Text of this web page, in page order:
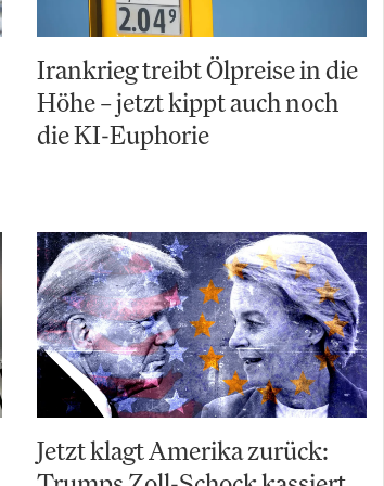
Irankrieg treibt Ölpreise in die
Höhe – jetzt kippt auch noch
die KI-Euphorie
Jetzt klagt Amerika zurück: